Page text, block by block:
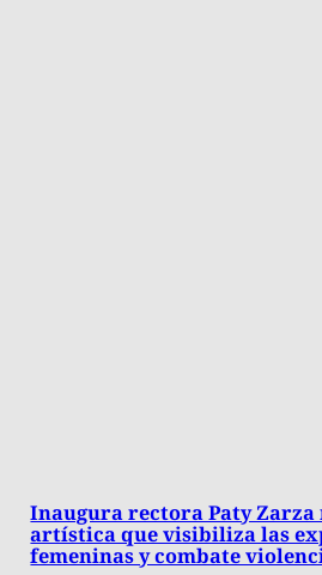
Inaugura rectora Paty Zarza
artística que visibiliza las
femeninas y combate